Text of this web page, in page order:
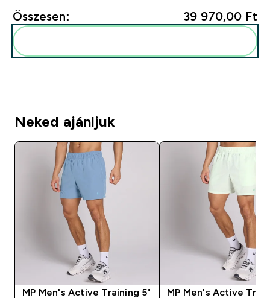
Összesen: 39 970,00 Ft‎
Neked ajánljuk
MP Men's Active Training 5"
MP Men's Active